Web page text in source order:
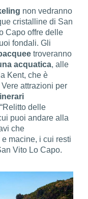
non vedranno
cristalline di San
Capo offre delle
fondali. Gli
troveranno
acquatica, alle
Kent, che è
attrazioni per
delle
puoi andare alla
che
macine, i cui resti
Vito Lo Capo.